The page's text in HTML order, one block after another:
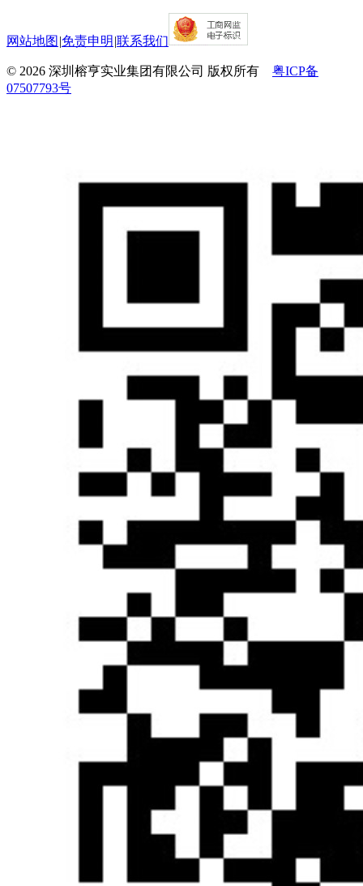
网站地图 |免责申明 |联系我们
© 2026 深圳榕亨实业集团有限公司 版权所有 粤ICP备
07507793号